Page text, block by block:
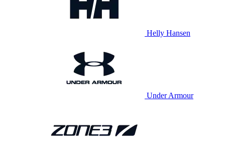
Helly Hansen
Under Armour